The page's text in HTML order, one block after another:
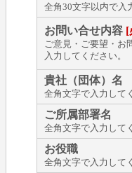
全角30文字以内で入
お問い合せ内容 [
ご意見・ご要望・お
入力してください。
貴社（団体）名
全角文字で入力して
ご所属部署名
全角文字で入力して
お役職
全角文字で入力して